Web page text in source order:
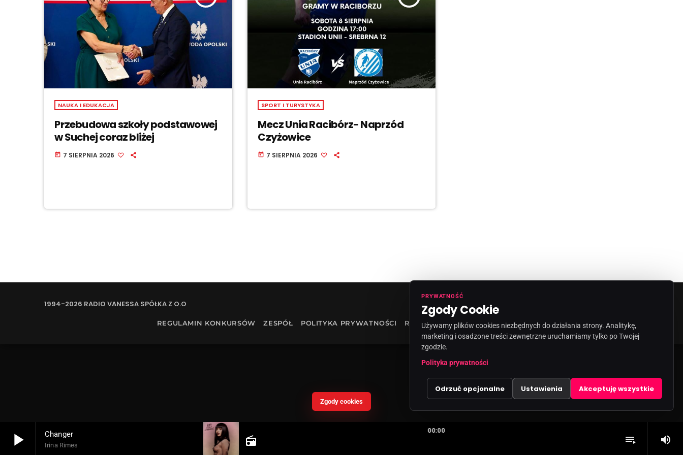
play_arrow Changer
Irina Rimes radio
00:00
playlist_play volume_up
NAUKA I EDUKACJA
Przebudowa szkoły podstawowej
w Suchej coraz bliżej
today 7 SIERPNIA 2026
SPORT I TURYSTYKA
Mecz Unia Racibórz- Naprzód
Czyżowice
today 7 SIERPNIA 2026
1994-2026 RADIO VANESSA SPÓŁKA Z O.O
REGULAMIN KONKURSÓW ZESPÓŁ POLITYKA PRYWATNOŚCI RODO INFORMACJA O NADAWCY KONTAKT
PRYWATNOŚĆ
Zgody Cookie
Używamy plików cookies niezbędnych do działania strony. Analitykę,
marketing i osadzone treści zewnętrzne uruchamiamy tylko po Twojej
zgodzie.
Polityka prywatności
Odrzuć opcjonalne Ustawienia Akceptuję wszystkie
Zgody cookies